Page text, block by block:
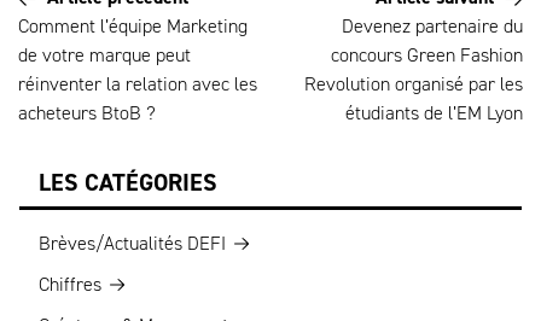
Comment l’équipe Marketing
de votre marque peut
réinventer la relation avec les
acheteurs BtoB ?
Devenez partenaire du
concours Green Fashion
Revolution organisé par les
étudiants de l’EM Lyon
LES CATÉGORIES
Brèves/Actualités DEFI
Chiffres